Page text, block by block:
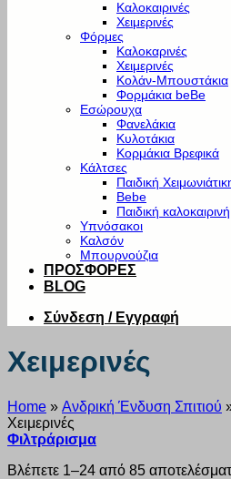
Καλοκαιρινές
Χειμερινές
Φόρμες
Καλοκαρινές
Χειμερινές
Κολάν-Μπουστάκια
Φορμάκια beBe
Εσώρουχα
Φανελάκια
Κυλοτάκια
Κορμάκια Βρεφικά
Κάλτσες
Παιδική
Bebe
Παιδική καλοκαιρινή
Υπνόσακοι
Καλσόν
Μπουρνούζια
ΠΡΟΣΦΟΡΕΣ
BLOG
Σύνδεση / Εγγραφή
Χειμερινές
Home » Ανδρική Ένδυση Σπιτιού
Χειμερινές
Φιλτράρισμα
Βλέπετε 1–24 από 85